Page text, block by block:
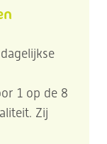
1 op de 8
Zij